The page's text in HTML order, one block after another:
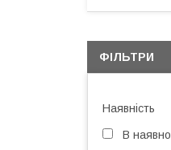
ФІЛЬТРИ
Наявність
В